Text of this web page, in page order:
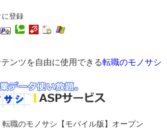
に登録
ンツを自由に使用できる転職のモノサシ
転職のモノサシ【モバイル版】オープン